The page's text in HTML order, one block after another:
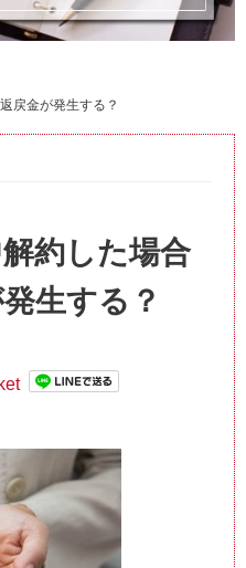
戻金が発生する？
約した場合
生する？